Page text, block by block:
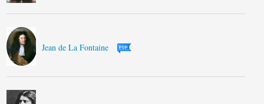
Jean de La Fontaine